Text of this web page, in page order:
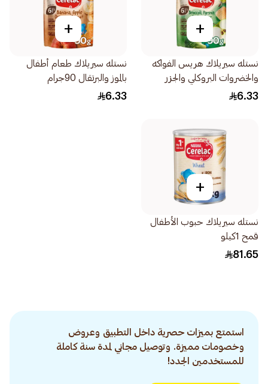
+
نستله سيريلاك هريس الفواكه
والخضروات البروكلي والجزر
الأبيض والتفاح والكمثرى
6.33
+
نستله سيريلاك طعام أطفال
بالموز والبرتقال 90جرام
6.33
+
نستله سيريلاك حبوب الأطفال
قمح 1كيلو
81.65
استمتع بميزات حصرية داخل التطبيق وعروض
وخصومات مميزة. وتوصيل مجاني لمدة سنة كاملة
للمستخدمين الجدد!